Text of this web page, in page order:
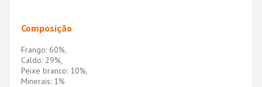
Composição
Frango: 60%,
Caldo: 29%,
Peixe branco: 10%,
Minerais: 1%